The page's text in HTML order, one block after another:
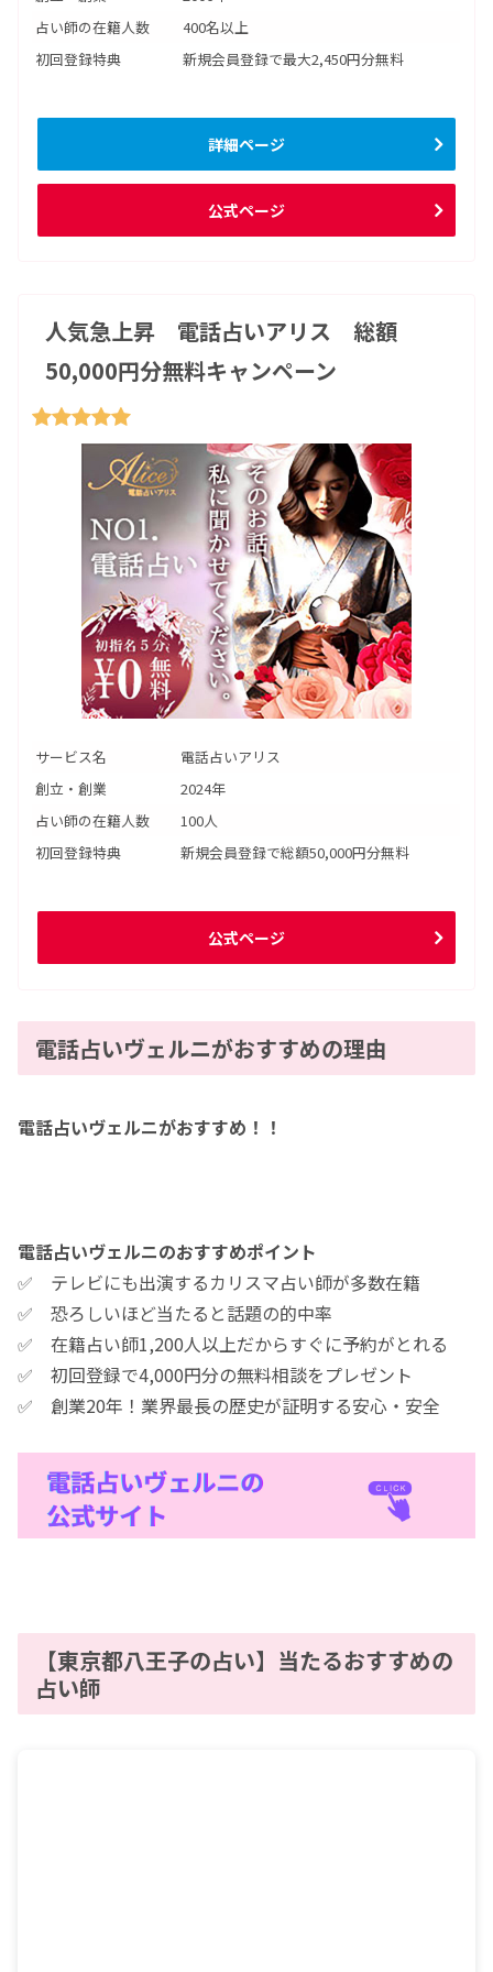
占い師の在籍人数
400名以上
初回登録特典
新規会員登録で最大2,450円分無料
詳細ページ
公式ページ
人気急上昇 電話占いアリス 総額
50,000円分無料キャンペーン
サービス名
電話占いアリス
創立・創業
2024年
占い師の在籍人数
100人
初回登録特典
新規会員登録で総額50,000円分無料
公式ページ
電話占いヴェルニがおすすめの理由
電話占いヴェルニがおすすめ！！
電話占いヴェルニのおすすめポイント
✅ テレビにも出演するカリスマ占い師が多数在籍
✅ 恐ろしいほど当たると話題の的中率
✅ 在籍占い師1,200人以上だからすぐに予約がとれる
✅ 初回登録で4,000円分の無料相談をプレゼント
✅ 創業20年！業界最長の歴史が証明する安心・安全
【東京都八王子の占い】当たるおすすめの
占い師